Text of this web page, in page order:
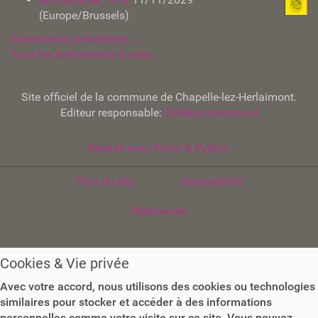
(Europe/Brussels)
Événements précédents…
Tous les événements à venir…
Site officiel de la commune de Chapelle-lez-Herlaimont.
Editeur responsable: Collège communal
Réalisé avec Plone & Python
Plan du site Accessibilité
Webmaster
Cookies & Vie privée
Avec votre accord, nous utilisons des cookies ou technologies
similaires pour stocker et accéder à des informations